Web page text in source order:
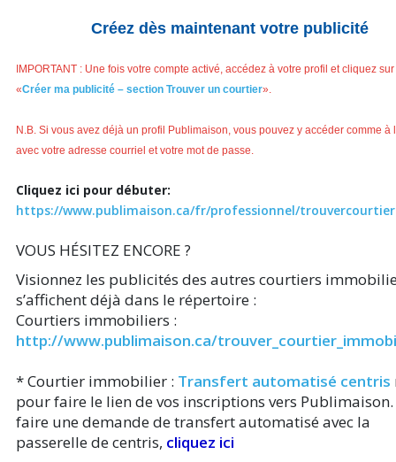
Créez dès maintenant votre publicité
IMPORTANT : Une fois votre compte activé, accédez à votre profil et cliquez sur
«Créer ma publicité – section Trouver un courtier».
N.B. Si vous avez déjà un profil Publimaison, vous pouvez y accéder comme à
avec votre adresse courriel et votre mot de passe.
Cliquez ici pour débuter:
https://www.publimaison.ca/fr/professionnel/
VOUS HÉSITEZ ENCORE ?
Visionnez les publicités des autres courtiers
s’affichent déjà dans le répertoire :
Courtiers immobiliers :
http://www.publimaison.ca/
* Courtier immobilier : Transfert automatisé centris
pour faire le lien de vos inscriptions vers
faire une demande de transfert automatisé avec la
passerelle de centris, cliquez ici